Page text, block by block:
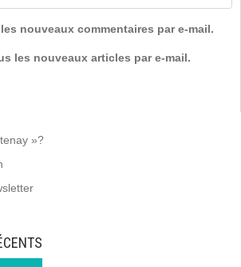
nouveaux commentaires par e-mail.
les nouveaux articles par e-mail.
»?